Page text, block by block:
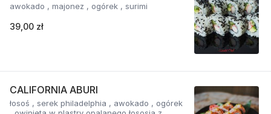
awokado , majonez , ogórek , surimi
39,00 zł
CALIFORNIA ABURI
łosoś , serek philadelphia , awokado , ogórek